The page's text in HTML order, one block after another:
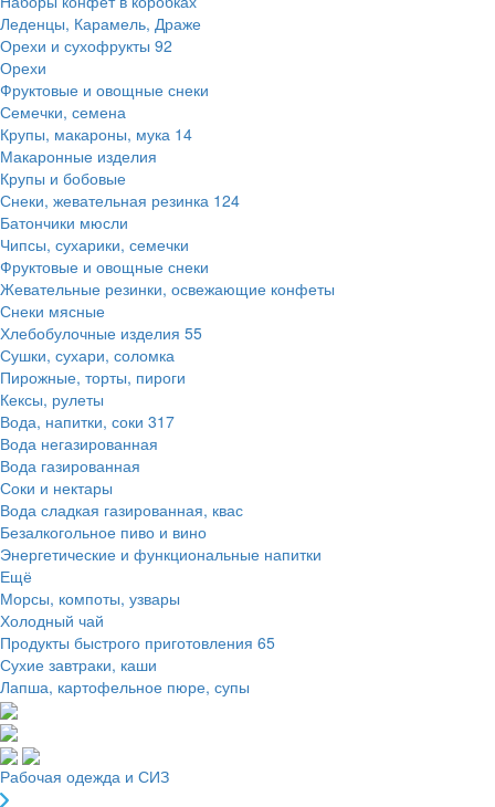
Леденцы, Карамель, Драже
Орехи и сухофрукты 92
Орехи
Фруктовые и овощные снеки
Семечки, семена
Крупы, макароны, мука 14
Макаронные изделия
Крупы и бобовые
Снеки, жевательная резинка 124
Батончики мюсли
Чипсы, сухарики, семечки
Фруктовые и овощные снеки
Жевательные резинки, освежающие конфеты
Снеки мясные
Хлебобулочные изделия 55
Сушки, сухари, соломка
Пирожные, торты, пироги
Кексы, рулеты
Вода, напитки, соки 317
Вода негазированная
Вода газированная
Соки и нектары
Вода сладкая газированная, квас
Безалкогольное пиво и вино
Энергетические и функциональные напитки
Ещё
Морсы, компоты, узвары
Холодный чай
Продукты быстрого приготовления 65
Сухие завтраки, каши
Лапша, картофельное пюре, супы
Рабочая одежда и СИЗ